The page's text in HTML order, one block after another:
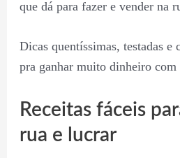
que dá para fazer e vender na
Dicas quentíssimas, testadas e
pra ganhar muito dinheiro com
Receitas fáceis
rua e lucrar